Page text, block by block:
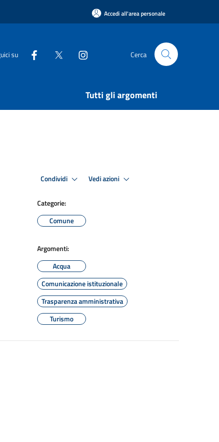
Accedi all'area personale
su Cerca
Tutti gli argomenti
Condividi Vedi azioni
Categorie:
Comune
Argomenti:
Acqua
Comunicazione istituzionale
Trasparenza amministrativa
Turismo